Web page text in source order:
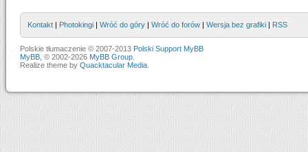
Kontakt | Photokingi | Wróć do góry | Wróć do forów | Wersja bez grafiki | RSS
Polskie tłumaczenie © 2007-2013 Polski Support MyBB
MyBB , © 2002-2026 MyBB Group
Realize theme by Quacktacular Media